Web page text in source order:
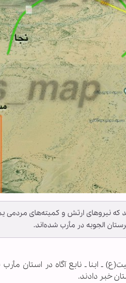
که نیروهای ارتش و کمیته‌های
الجوبه در مأرب شده‌اند.
ـ ابنا ـ نابع آگاه در استان
خبر دادند.